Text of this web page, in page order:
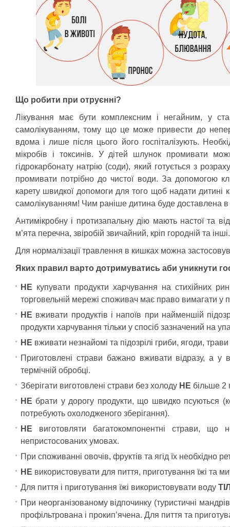
Що робити при отруєнні?
Лікування має бути комплексним і негайним, у
самолікуванням, тому що це може привести до
вдома і лише після цього його госпіталізують.
мікробів і токсинів. У дітей шлунок промивати
гідрокарбонату натрію (соди), який готується з
промивати потрібно до чистої води. За допомогою
карету швидкої допомоги для того щоб надати дитині
самолікуванням! Чим раніше дитина буде доставлена
Антимікробну і протизапальну дію мають настої та
м’ята перечна, звіробій звичайний, кріп городній та
Для нормалізації травлення в кишках можна
Яких правил варто дотримуватись аби уникнути
НЕ купувати продукти харчування на стихійних
торговельній мережі споживач має право вимагати у
НЕ вживати продуктів і напоїв при найменшій
продукти харчування тільки у спосіб зазначений на
НЕ вживати незнайомі та підозрілі гриби, ягоди,
Приготовлені страви бажано вживати відразу, а у
термічній обробці.
Зберігати виготовлені страви без холоду НЕ більше 2
НЕ брати у дорогу продукти, що швидко псуються
потребують охолодженого зберігання).
НЕ виготовляти багатокомпонентні страви,
непристосованих умовах.
При споживанні овочів, фруктів та ягід їх необхідно
НЕ використовувати для пиття, приготування їжі та
Для пиття і приготування їжі використовувати воду
При неорганізованому відпочинку (туристичні
профільтрована і прокип’ячена. Для пиття та